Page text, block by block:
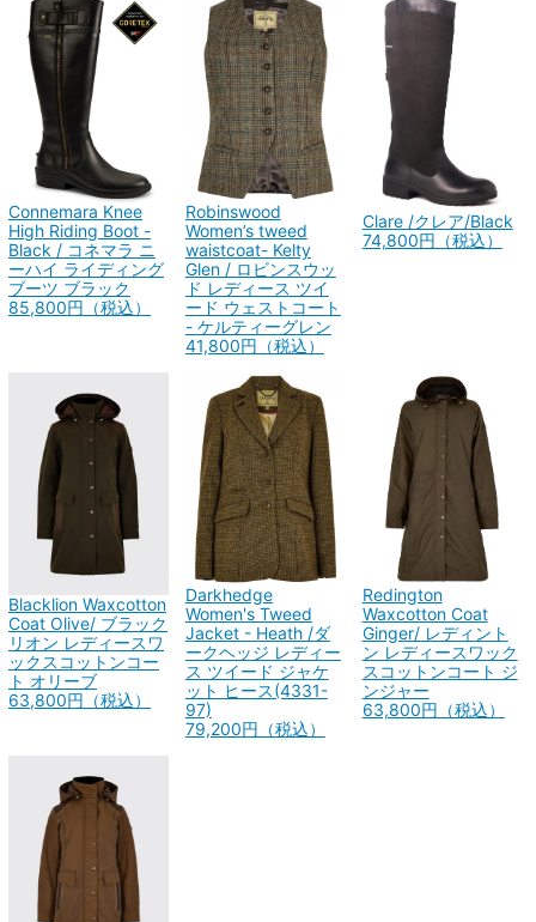
Connemara Knee
High Riding Boot -
Black / コネマラ ニ
ーハイ ライディング
ブーツ ブラック
85,800円（税込）
Robinswood
Women’s tweed
waistcoat- Kelty
Glen / ロビンスウッ
ド レディース ツイ
ード ウェストコート
- ケルティーグレン
41,800円（税込）
Clare /クレア/Black
74,800円（税込）
Blacklion Waxcotton
Coat Olive/ ブラック
リオン レディースワ
ックスコットンコー
ト オリーブ
63,800円（税込）
Darkhedge
Women's Tweed
Jacket - Heath /ダ
ークヘッジ レディー
ス ツイード ジャケ
ット ヒース(4331-
97)
79,200円（税込）
Redington
Waxcotton Coat
Ginger/ レディント
ン レディースワック
スコットンコート ジ
ンジャー
63,800円（税込）